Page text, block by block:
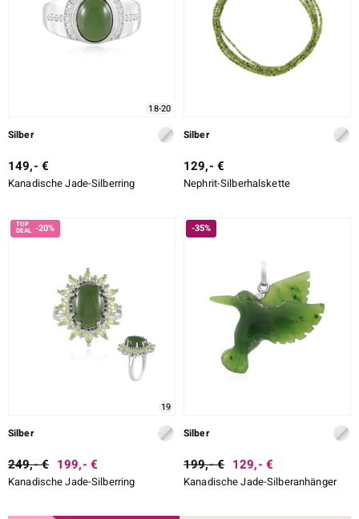
18-20
Silber
149,- €
Kanadische Jade-Silberring
Silber
129,- €
Nephrit-Silberhalskette
-20%
19
Silber
249,- € 199,- €
Kanadische Jade-Silberring
-35%
Silber
199,- € 129,- €
Kanadische Jade-Silberanhänger